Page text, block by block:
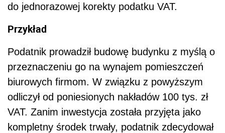
do jednorazowej korekty podatku VAT.
Przykład
Podatnik prowadził budowę budynku z myślą o
przeznaczeniu go na wynajem pomieszczeń
biurowych firmom. W związku z powyższym
odliczył od poniesionych nakładów 100 tys. zł
VAT. Zanim inwestycja została przyjęta jako
kompletny środek trwały, podatnik zdecydował